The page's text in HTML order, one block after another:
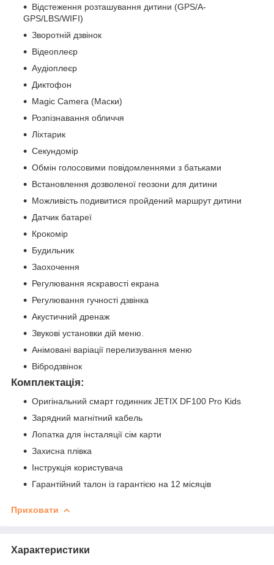
Відстеження розташування дитини (GPS/A-
GPS/LBS/WIFI)
Зворотній дзвінок
Відеоплеєр
Аудіоплеєр
Диктофон
Magic Camera (Маски)
Розпізнавання обличчя
Ліхтарик
Секундомір
Обмін голосовими повідомленнями з батьками
Встановлення дозволеної геозони для дитини
Можливість подивитися пройдений маршрут дитини
Датчик батареї
Крокомір
Будильник
Заохочення
Регулювання яскравості екрана
Регулювання гучності дзвінка
Акустичний дренаж
Звукові установки дій меню.
Анімовані варіації перелизування меню
Вібродзвінок
Комплектація:
Оригінальний смарт годинник JETIX DF100 Pro Kids
Зарядний магнітний кабель
Лопатка для інсталяції сім карти
Захисна плівка
Інструкція користувача
Гарантійний талон із гарантією на 12 місяців
Приховати
Характеристики